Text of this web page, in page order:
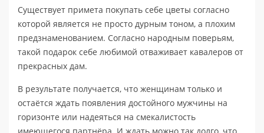
Существует примета покупать себе цветы согласно
которой является не просто дурным тоном, а плохим
предзнаменованием. Согласно народным поверьям,
такой подарок себе любимой отваживает кавалеров от
прекрасных дам.
В результате получается, что женщинам только и
остаётся ждать появления достойного мужчины на
горизонте или надеяться на смекалистость